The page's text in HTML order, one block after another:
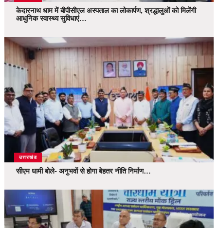
केदारनाथ धाम में बीपीसीएल अस्पताल का लोकार्पण, श्रद्धालुओं को मिलेंगी
आधुनिक स्वास्थ्य सुविधाएं…
उत्तराखंड
सीएम धामी बोले- अनुभवों से होगा बेहतर नीति निर्माण…